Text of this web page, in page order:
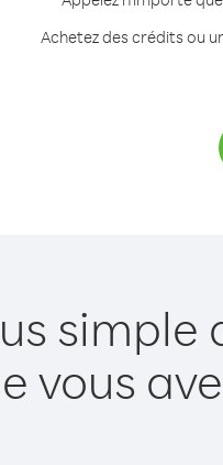
Achetez des crédits ou
vous